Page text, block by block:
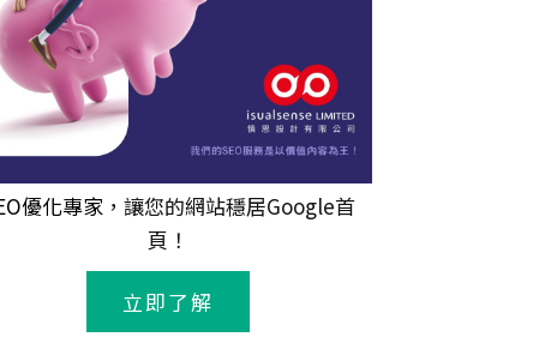
優化專家，讓您的網站穩居Google首
頁！
立即了解